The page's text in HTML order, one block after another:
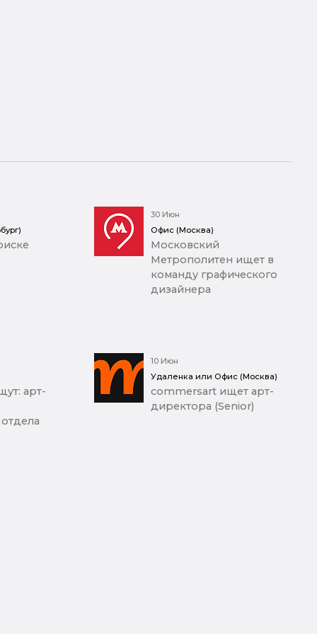
30 Июн
Офис (Москва)
Московский
Метрополитен ищет в
команду графического
дизайнера
арт-
10 Июн
Удаленка или Офис (Москва)
commersart ищет арт-
директора (Senior)